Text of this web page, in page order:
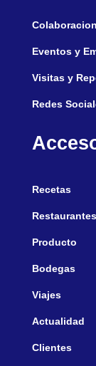
Eventos y
Visitas y
Redes
Recetas
Restaurantes
Producto
Bodegas
Viajes
Actualidad
Clientes